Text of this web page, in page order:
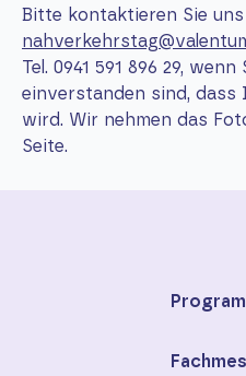
Bitte kontaktieren Sie
Tel. 0941 591 896 29,
einverstanden sind,
wird. Wir nehmen das
Seite.